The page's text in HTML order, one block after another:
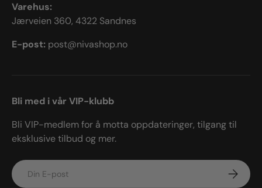
Varehus:
Jærveien 360, 4322 Sandnes
E-post: post@nivashop.no
Bli med i vår VIP-klubb
Bli VIP-medlem for å motta oppdateringer, tilgang til
eksklusive tilbud og mer.
E-post Abonner